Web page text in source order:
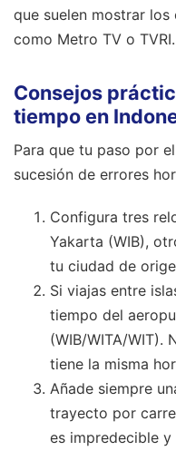
que suelen mostrar
como Metro TV o TVRI.
Consejos
tiempo en
Para que tu paso por
sucesión de errores
Configura tres
Yakarta (WIB),
tu ciudad de
Si viajas entre
tiempo del
(WIB/WITA/WIT).
tiene la misma
Añade siempre
trayecto por
es impredecible y